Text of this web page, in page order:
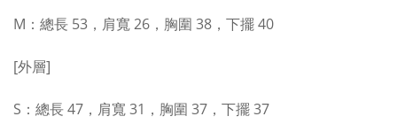
M：總長 53，肩寬 26，胸圍 38，下擺 40
[外層]
S：總長 47，肩寬 31，胸圍 37，下擺 37